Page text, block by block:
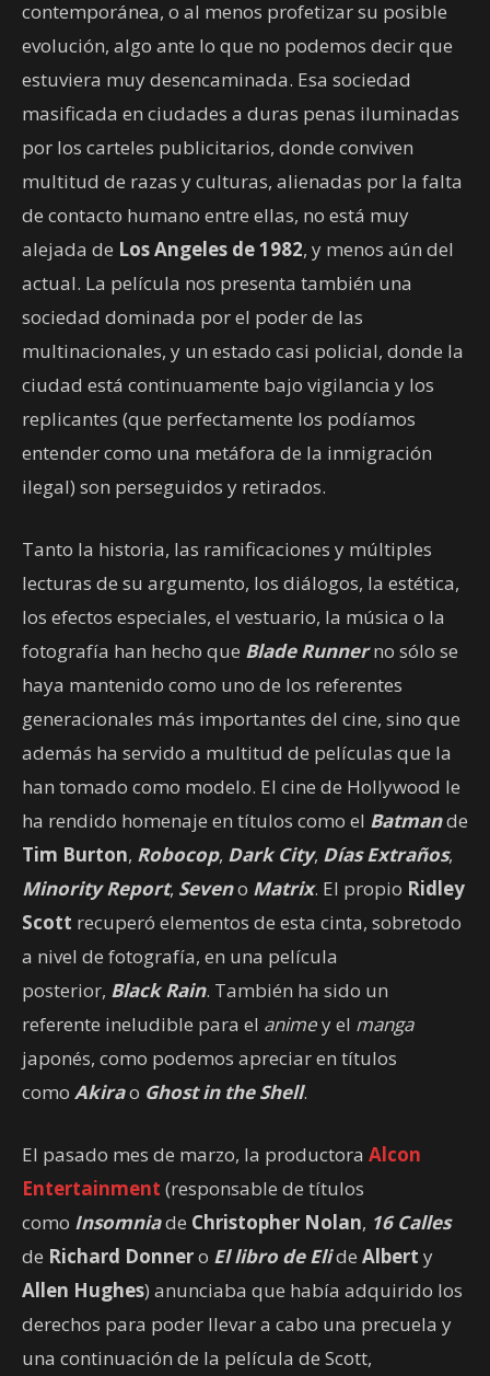
contemporánea, o al menos profetizar su posible
evolución, algo ante lo que no podemos decir que
estuviera muy desencaminada. Esa sociedad
masificada en ciudades a duras penas iluminadas
por los carteles publicitarios, donde conviven
multitud de razas y culturas, alienadas por la falta
de contacto humano entre ellas, no está muy
alejada de Los Angeles de 1982, y menos aún del
actual. La película nos presenta también una
sociedad dominada por el poder de las
multinacionales, y un estado casi policial, donde la
ciudad está continuamente bajo vigilancia y los
replicantes (que perfectamente los podíamos
entender como una metáfora de la inmigración
ilegal) son perseguidos y retirados.
Tanto la historia, las ramificaciones y múltiples
lecturas de su argumento, los diálogos, la estética,
los efectos especiales, el vestuario, la música o la
fotografía han hecho que Blade Runnerno sólo se
haya mantenido como uno de los referentes
generacionales más importantes del cine, sino que
además ha servido a multitud de películas que la
han tomado como modelo. El cine de Hollywood le
ha rendido homenaje en títulos como el Batmande
Tim Burton, Robocop, Dark City, Días Extraños,
Minority Report, Seveno Matrix. El propio Ridley
Scott recuperó elementos de esta cinta, sobretodo
a nivel de fotografía, en una película
posterior, Black Rain. También ha sido un
referente ineludible para el animey el manga
japonés, como podemos apreciar en títulos
como Akirao Ghost in the Shell.
El pasado mes de marzo, la productora Alcon
Entertainment (responsable de títulos
como Insomniade Christopher Nolan, 16 Calles
de Richard Donnero El libro de Elide Albert y
Allen Hughes) anunciaba que había adquirido los
derechos para poder llevar a cabo una precuela y
una continuación de la película de Scott,